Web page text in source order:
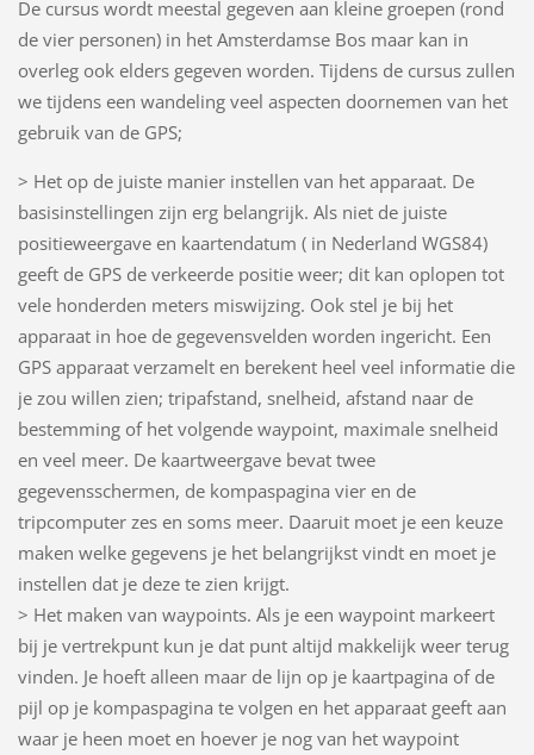
De cursus wordt meestal gegeven aan kleine groepen (rond
de vier personen) in het Amsterdamse Bos maar kan in
overleg ook elders gegeven worden. Tijdens de cursus zullen
we tijdens een wandeling veel aspecten doornemen van het
gebruik van de GPS;
> Het op de juiste manier instellen van het apparaat. De
basisinstellingen zijn erg belangrijk. Als niet de juiste
positieweergave en kaartendatum ( in Nederland WGS84)
geeft de GPS de verkeerde positie weer; dit kan oplopen tot
vele honderden meters miswijzing. Ook stel je bij het
apparaat in hoe de gegevensvelden worden ingericht. Een
GPS apparaat verzamelt en berekent heel veel informatie die
je zou willen zien; tripafstand, snelheid, afstand naar de
bestemming of het volgende waypoint, maximale snelheid
en veel meer. De kaartweergave bevat twee
gegevensschermen, de kompaspagina vier en de
tripcomputer zes en soms meer. Daaruit moet je een keuze
maken welke gegevens je het belangrijkst vindt en moet je
instellen dat je deze te zien krijgt.
> Het maken van waypoints. Als je een waypoint markeert
bij je vertrekpunt kun je dat punt altijd makkelijk weer terug
vinden. Je hoeft alleen maar de lijn op je kaartpagina of de
pijl op je kompaspagina te volgen en het apparaat geeft aan
waar je heen moet en hoever je nog van het waypoint